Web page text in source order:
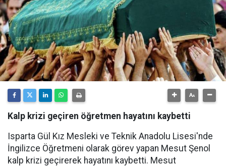
Kalp krizi geçiren öğretmen hayatını kaybetti
Isparta Gül Kız Mesleki ve Teknik Anadolu Lisesi'nde
İngilizce Öğretmeni olarak görev yapan Mesut Şenol
kalp krizi geçirerek hayatını kaybetti. Mesut